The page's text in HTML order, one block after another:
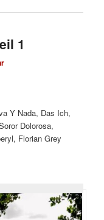
1
Y Nada, Das Ich,
Dolorosa,
Florian Grey